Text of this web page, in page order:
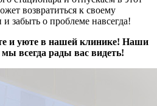
возвратиться к своему
забыть о проблеме навсегда!
и уюте в нашей клинике! Наши
всегда рады вас видеть!